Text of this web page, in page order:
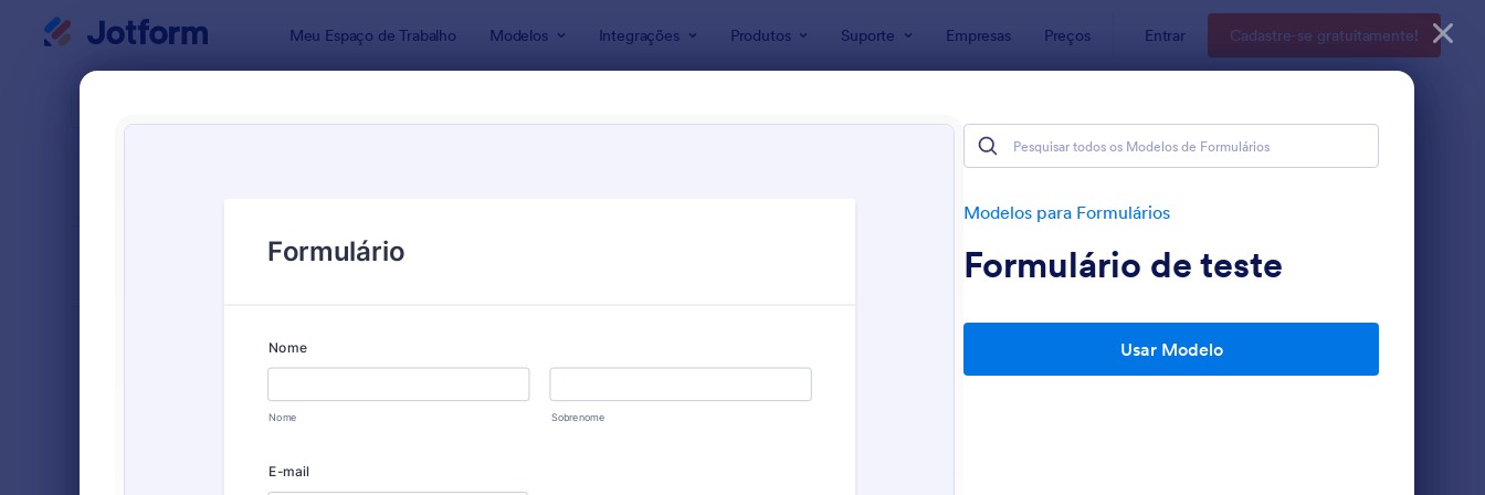
Meu Espaço de Trabalho Modelos Integrações Produtos Suporte Empresas Preços Entrar Cadastre-se gratuitamente!
Modelos para Formulários
Formulário de teste
Usar Modelo
Visualizar
Clássico
Formulários para Pedidos